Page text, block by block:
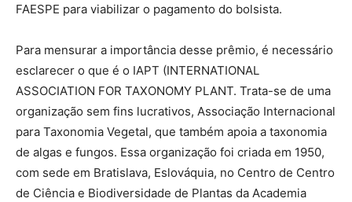
FAESPE para viabilizar o pagamento do bolsista.
Para mensurar a importância desse prêmio, é necessário
esclarecer o que é o IAPT (INTERNATIONAL
ASSOCIATION FOR TAXONOMY PLANT. Trata-se de uma
organização sem fins lucrativos, Associação Internacional
para Taxonomia Vegetal, que também apoia a taxonomia
de algas e fungos. Essa organização foi criada em 1950,
com sede em Bratislava, Eslováquia, no Centro de Centro
de Ciência e Biodiversidade de Plantas da Academia